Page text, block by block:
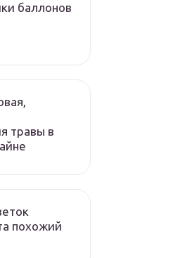
баллонов
травы в
похожий